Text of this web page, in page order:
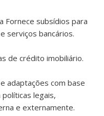
Fornece subsídios para
serviços bancários.
de crédito imobiliário.
adaptações com base
legais,
e externamente.